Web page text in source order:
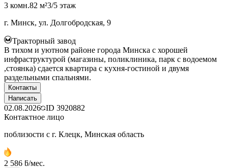
3 комн.82 м²3/5 этаж
г. Минск, ул. Долгобродская, 9
Тракторный завод
В тихом и уютном районе города Минска с хорошей
инфраструктурой (магазины, поликлиника, парк с водоемом
,стоянка) сдается квартира с кухня-гостиной и двумя
раздельными спальнями.
Контакты
Написать
02.08.2026 ID 3920882
Контактное лицо
поблизости с г. Клецк, Минская область
2 586 ƃ/мес.